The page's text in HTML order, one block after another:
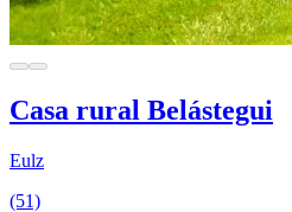
Casa rural Belástegui
Eulz
(51)